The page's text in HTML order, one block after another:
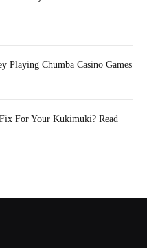
Playing Chumba Casino Games
For Your Kukimuki? Read